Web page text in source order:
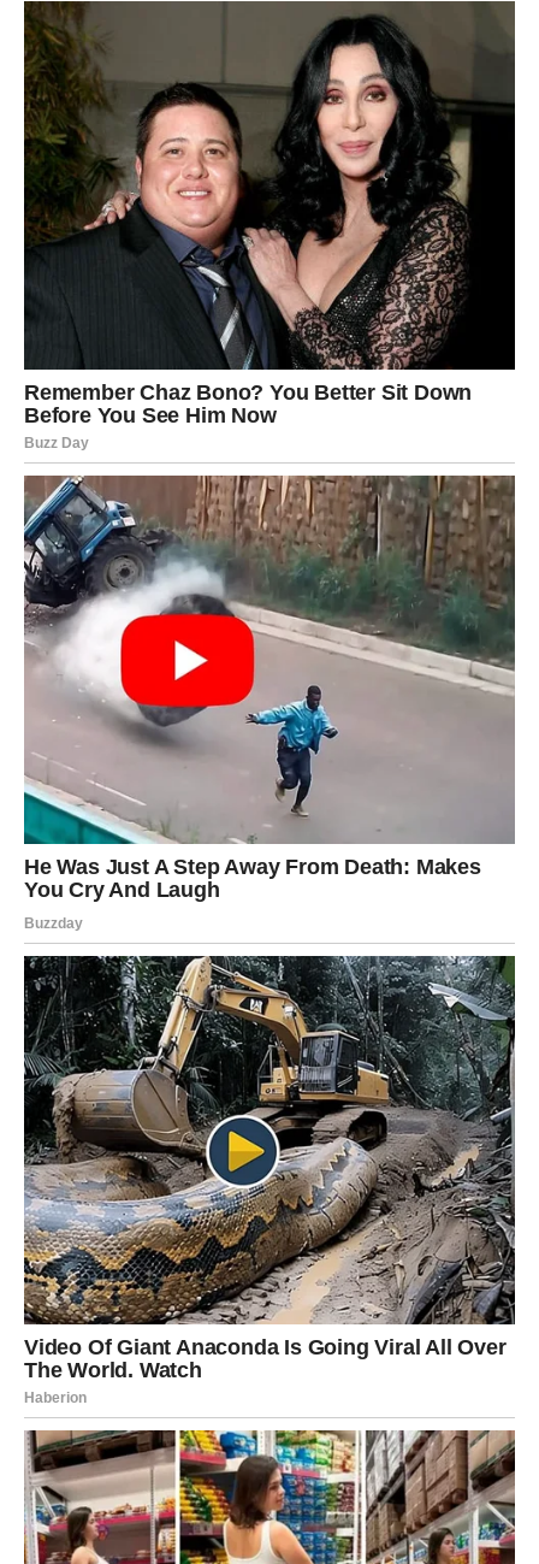
Obratite pažnju na detalje i ljude koje danas srećete.
Utorak 23. juna nije običan dan. Za određene znakove on
donosi događaje koji će ostaviti mnogo dublji trag nego
što sada mogu pretpostaviti.
Najvažnije trenutke doživjećeRibe, kojima ovaj dan može
promijeniti pogled na budućnost,
Strijelčevi, kojima
počinje važan životni proces, teRakovi, kojima jedna
naizgled mala stvar donosi veliku promjenu.
Zvijezde poručuju da veliki preokreti često počinju
sasvim tiho. Upravo zato ovaj utorak vrijedi pažljivo
živjeti.